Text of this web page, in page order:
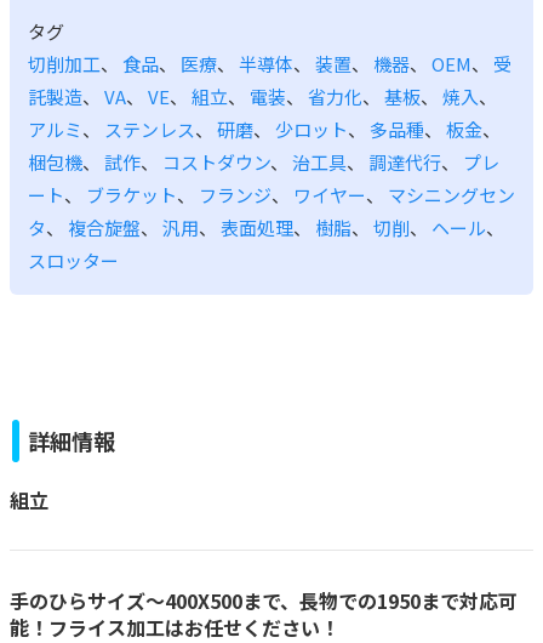
タグ
切削加工、 食品、 医療、 半導体、 装置、 機器、 OEM、 受
託製造、 VA、 VE、 組立、 電装、 省力化、 基板、 焼入、
アルミ、 ステンレス、 研磨、 少ロット、 多品種、 板金、
梱包機、 試作、 コストダウン、 治工具、 調達代行、 プレ
ート、 ブラケット、 フランジ、 ワイヤー、 マシニングセン
タ、 複合旋盤、 汎用、 表面処理、 樹脂、 切削、 ヘール、
スロッター
詳細情報
組立
手のひらサイズ～400X500まで、長物での1950まで対応可
能！フライス加工はお任せください！